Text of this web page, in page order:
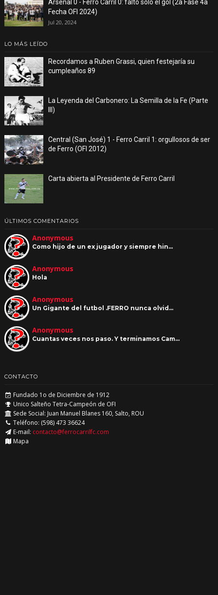
Arsenal 0 - Ferro Carril 0: faltó sólo el gol (2a Fase 4a
Fecha OFI 2024)
Jul 20, 2024
LO MÁS LEÍDO
Recordamos a Ruben Grassi, quien festejaría su
cumpleaños 89
La Leyenda del Carbonero: La Semilla de la Fe (Parte
III)
Central (San José) 1 - Ferro Carril 1: orgullosos de ser
de Ferro (OFI 2012)
Carta abierta al Presidente de Ferro Carril
ÚLTIMOS COMENTARIOS
Anonymous
Como hijo de un ex jugador y siempre hin…
Anonymous
Hola
Anonymous
Un Gigante del futbol .FERRO nunca olvid…
Anonymous
Cuantas veces nos paso. Y terminamos Cam…
CONTACTO
Fundado 1o de Diciembre de 1912
Unico Salteño Tetra-Campeón de OFI
Sede Social: Juan Manuel Blanes 160, Salto, ROU
Teléfono: (598) 473 36624
E-mail: contacto@ferrocarrilfc.com
Mapa